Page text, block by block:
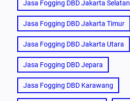
Jasa Fogging DBD Jakarta Selatan
Jasa Fogging DBD Jakarta Timur
Jasa Fogging DBD Jakarta Utara
Jasa Fogging DBD Jepara
Jasa Fogging DBD Karawang